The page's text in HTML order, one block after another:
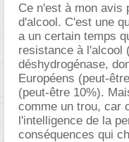
Ce n'est à mon avis
d'alcool. C'est une
a un certain temps
resistance à l'alcool
déshydrogénase,
Européens (peut-
(peut-être 10%).
comme un trou, car
l'intelligence de la
conséquences qui